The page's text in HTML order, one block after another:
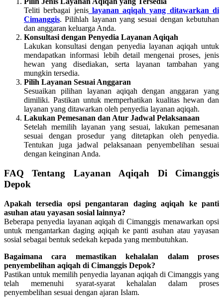
Teliti berbagai jenislayanan aqiqah yang ditawarkan di
Cimanggis. Pilihlah layanan yang sesuai dengan kebutuhan
dan anggaran keluarga Anda.
Konsultasi dengan Penyedia Layanan Aqiqah
Lakukan konsultasi dengan penyedia layanan aqiqah untuk
mendapatkan informasi lebih detail mengenai proses, jenis
hewan yang disediakan, serta layanan tambahan yang
mungkin tersedia.
Pilih Layanan Sesuai Anggaran
Sesuaikan pilihan layanan aqiqah dengan anggaran yang
dimiliki. Pastikan untuk memperhatikan kualitas hewan dan
layanan yang ditawarkan oleh penyedia layanan aqiqah.
Lakukan Pemesanan dan Atur Jadwal Pelaksanaan
Setelah memilih layanan yang sesuai, lakukan pemesanan
sesuai dengan prosedur yang ditetapkan oleh penyedia.
Tentukan juga jadwal pelaksanaan penyembelihan sesuai
dengan keinginan Anda.
FAQ Tentang Layanan Aqiqah Di Cimanggis
Depok
Apakah tersedia opsi pengantaran daging aqiqah ke panti
asuhan atau yayasan sosial lainnya?
Beberapa penyedia layanan aqiqah di Cimanggis menawarkan opsi
untuk mengantarkan daging aqiqah ke panti asuhan atau yayasan
sosial sebagai bentuk sedekah kepada yang membutuhkan.
Bagaimana cara memastikan kehalalan dalam proses
penyembelihan aqiqah di Cimanggis Depok?
Pastikan untuk memilih penyedia layanan aqiqah di Cimanggis yang
telah memenuhi syarat-syarat kehalalan dalam proses
penyembelihan sesuai dengan ajaran Islam.